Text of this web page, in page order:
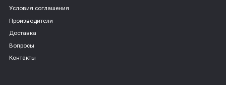
Условия соглашения
Производители
Доставка
Вопросы
Контакты